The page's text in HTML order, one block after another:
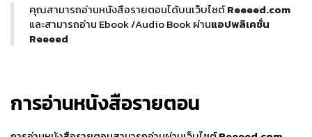
คุณสามารถอ่านหนังสือรายตอนได้บนเว็บไซต์Reeeed.com
และสามารถอ่าน Ebook /Audio Book ผ่านแอปพลิเคชั่น
Reeeed
การอ่านหนังสือรายตอน